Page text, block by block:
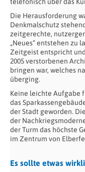
Die Herausforderung
Denkmalschutz
zeitgerechte,
„Neues“ entstehen zu
Zeitgeist entspricht
2005 verstorbenen
bringen war, welches
überging.
Keine leichte Aufgabe
das
der Stadt geworden.
der
der Turm das höchste
im Zentrum von
Es sollte etwas